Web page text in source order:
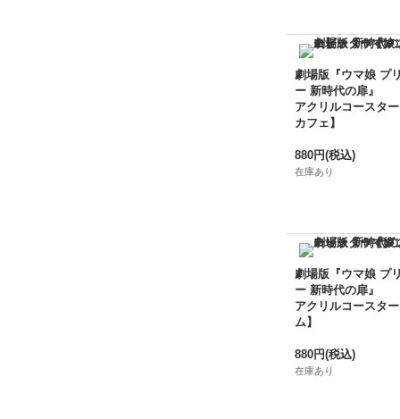
劇場版『ウマ娘 プ
ー 新時代の扉』
アクリルコースタ
カフェ】
880円(税込)
在庫あり
劇場版『ウマ娘 プ
ー 新時代の扉』
アクリルコースタ
ム】
880円(税込)
在庫あり